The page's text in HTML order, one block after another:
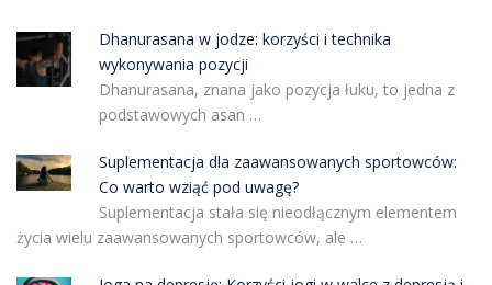
Dhanurasana w jodze: korzyści i technika
wykonywania pozycji
Dhanurasana, znana jako pozycja łuku, to jedna z
podstawowych asan …
Suplementacja dla zaawansowanych sportowców:
Co warto wziąć pod uwagę?
Suplementacja stała się nieodłącznym elementem
życia wielu zaawansowanych sportowców, ale …